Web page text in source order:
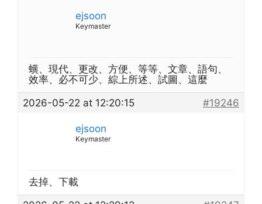
ejsoon
Keymaster
蟥、現代、更改、方便、等等、文章、語句、
效率、必不可少、綜上所述、試圖、這麼
2026-05-22 at 12:20:15
#19246
ejsoon
Keymaster
去掉、下載